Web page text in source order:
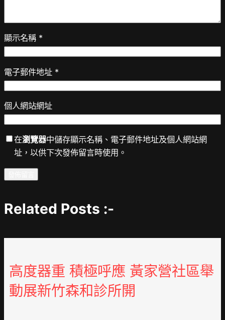
顯示名稱 *
電子郵件地址 *
個人網站網址
在瀏覽器中儲存顯示名稱、電子郵件地址及個人網站網
址，以供下次發佈留言時使用。
Related Posts :-
高度器重 積極呼應 黃家營社區舉
動展新竹森和診所開